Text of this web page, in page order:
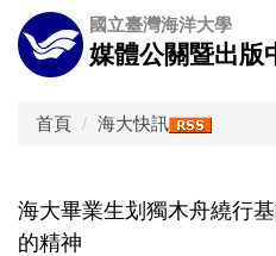
跳
到
主
國立臺灣海洋大學
媒體公關暨出版
首頁 海大快訊
海大畢業生划獨木舟繞行
的精神